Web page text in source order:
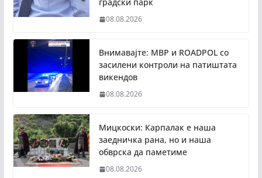
08.08.2026
Внимавајте: МВР и ROADPOL со
засилени контроли на патиштата
викендов
08.08.2026
Мицкоски: Карпалак е наша
заедничка рана, но и наша
обврска да паметиме
08.08.2026